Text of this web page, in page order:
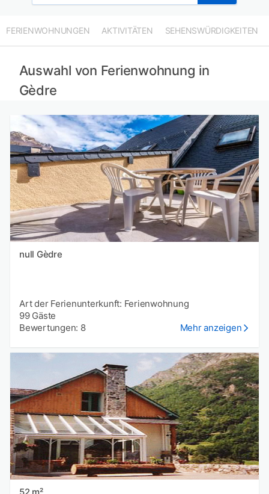
FERIENWOHNUNGEN AKTIVITÄTEN SEHENSWÜRDIGKEITEN
Auswahl von Ferienwohnung in
Gèdre
null Gèdre
Art der Ferienunterkunft: Ferienwohnung
99 Gäste
Bewertungen: 8
Mehr anzeigen